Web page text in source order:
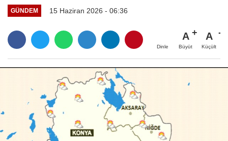
GÜNDEM 15 Haziran 2026 - 06:36
Dinle
A
Büyüt
A
Küçült